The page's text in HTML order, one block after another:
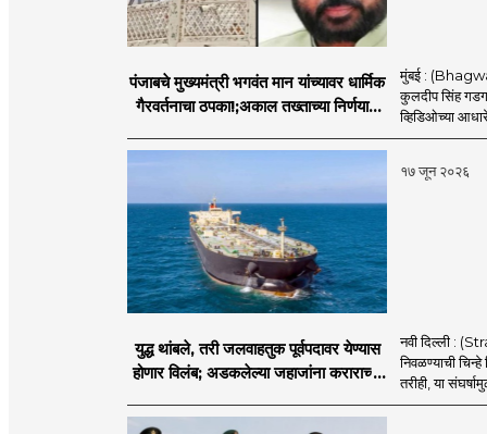
पंजाबचे मुख्यमंत्री भगवंत मान यांच्यावर धार्मिक
गैरवर्तनाचा ठपका!;अकाल तख्ताच्या निर्णयाने
मुंबई :
कुलदीप सिंह
व्हिडिओच्या
१७ जून २०२६
युद्ध थांबले, तरी जलवाहतुक पूर्वपदावर येण्यास
होणार विलंब; अडकलेल्या जहाजांना कराराच्या
नवी दिल्ली :
निवळण्याची
तरीही, या